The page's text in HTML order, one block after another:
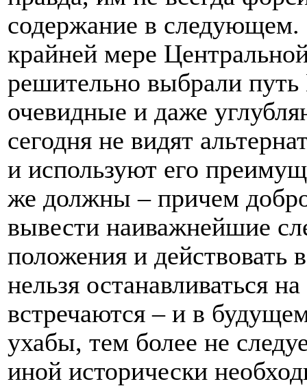
содержание в
крайней мере
решительно выбрали
очевидные и даже
сегодня не видят
и используют его
же должны – причем
вывести наиважнейшие
положения и действовать
нельзя останавливаться
встречаются – и в
ухабы, тем более не
иной исторически